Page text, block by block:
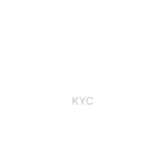
KYC